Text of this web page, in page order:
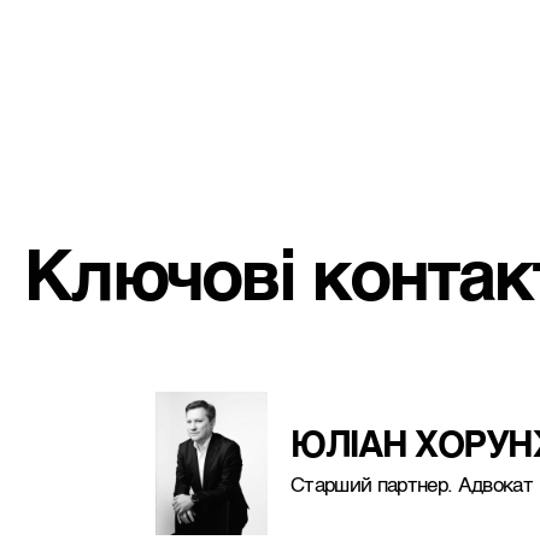
Ключові
ЮЛІАН
Старший партнер. Адвокат